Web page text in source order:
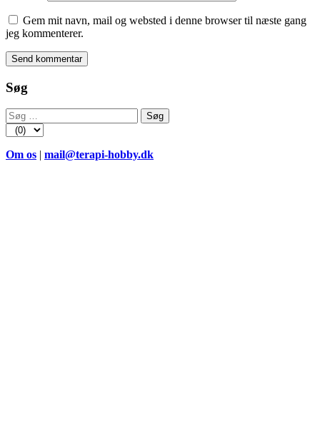
Gem mit navn, mail og websted i denne browser til næste gang
jeg kommenterer.
Søg
Søg
efter:
Om os | mail@terapi-hobby.dk